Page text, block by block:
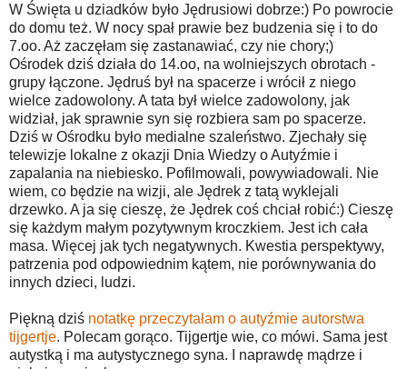
W Święta u dziadków było Jędrusiowi dobrze:) Po powrocie
do domu też. W nocy spał prawie bez budzenia się i to do
7.oo. Aż zaczęłam się zastanawiać, czy nie chory;)
Ośrodek dziś działa do 14.oo, na wolniejszych obrotach -
grupy łączone. Jędruś był na spacerze i wrócił z niego
wielce zadowolony. A tata był wielce zadowolony, jak
widział, jak sprawnie syn się rozbiera sam po spacerze.
Dziś w Ośrodku było medialne szaleństwo. Zjechały się
telewizje lokalne z okazji Dnia Wiedzy o Autyźmie i
zapalania na niebiesko. Pofilmowali, powywiadowali. Nie
wiem, co będzie na wizji, ale Jędrek z tatą wyklejali
drzewko. A ja się cieszę, że Jędrek coś chciał robić:) Cieszę
się każdym małym pozytywnym kroczkiem. Jest ich cała
masa. Więcej jak tych negatywnych. Kwestia perspektywy,
patrzenia pod odpowiednim kątem, nie porównywania do
innych dzieci, ludzi.
Piękną dziś notatkę przeczytałam o autyźmie autorstwa
tijgertje. Polecam gorąco. Tijgertje wie, co mówi. Sama jest
autystką i ma autystycznego syna. I naprawdę mądrze i